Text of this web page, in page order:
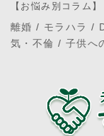
【お悩み別コラム】
離婚 / モラハラ /
気・不倫 / 子供へ